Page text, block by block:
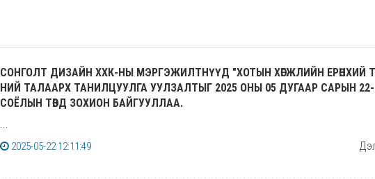
СОНГОЛТ ДИЗАЙН ХХК-НЫ МЭРГЭЖИЛТНҮҮД "ХОТЫН ХӨГЖЛИЙН ЕРӨНХИЙ
НИЙ ТАЛААРХ ТАНИЛЦУУЛГА УУЛЗАЛТЫГ 2025 ОНЫ 05 ДУГААР САРЫН 22-
СОЁЛЫН ТӨВД ЗОХИОН БАЙГУУЛЛАА.
...
2025-05-22 12:11:49